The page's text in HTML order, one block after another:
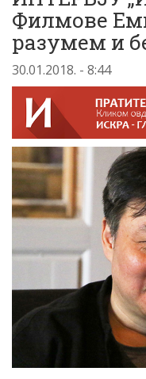
Филмове
разумем и
30.01.2018. - 8:44